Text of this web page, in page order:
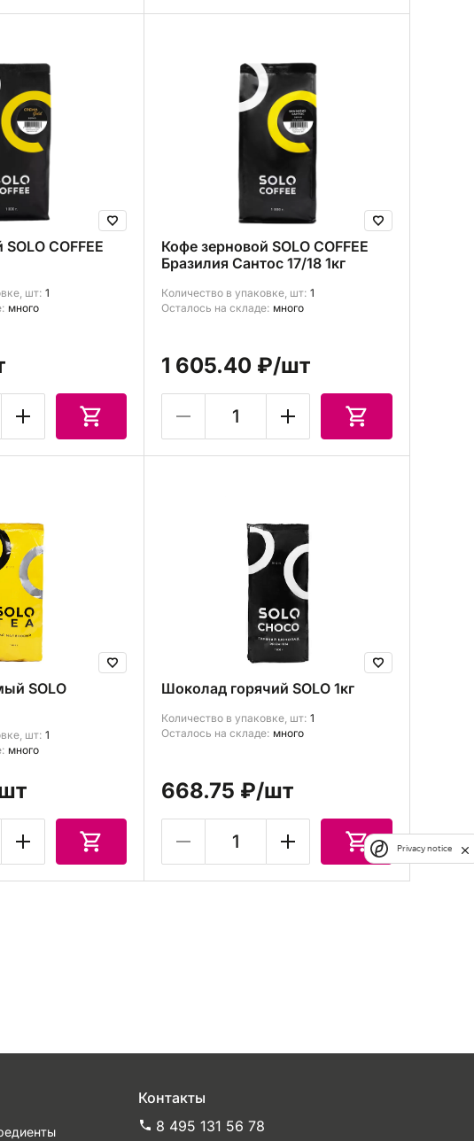
COFFEE
шт: 1
много
Кофе зерновой SOLO COFFEE
Бразилия Сантос 17/18 1кг
Количество в упаковке, шт: 1
Осталось на складе: много
1 605.40 ₽/шт
SOLO
шт: 1
много
Шоколад горячий SOLO 1кг
Количество в упаковке, шт: 1
Осталось на складе: много
668.75 ₽/шт
Контакты
8 495 131 56 78
Privacy notice